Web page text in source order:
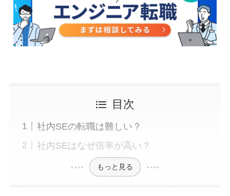
目次
社内SEの転職は難しい？
社内SEはなぜ倍率が高い？
もっと見る